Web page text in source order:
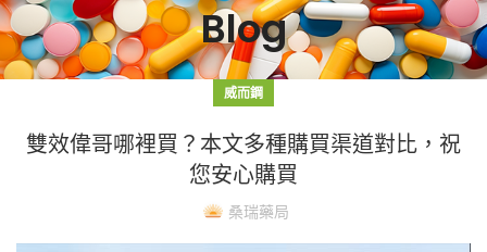
Blog
威而鋼
雙效偉哥哪裡買？本文多種購買渠道對比，祝
您安心購買
桑瑞藥局